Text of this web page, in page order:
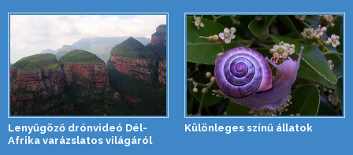
Lenyűgöző drónvideó Dél-
Afrika varázslatos világáról
Különleges színű állatok